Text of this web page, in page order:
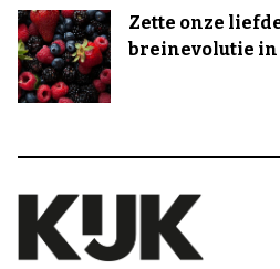
Zette onze
breinevolutie in